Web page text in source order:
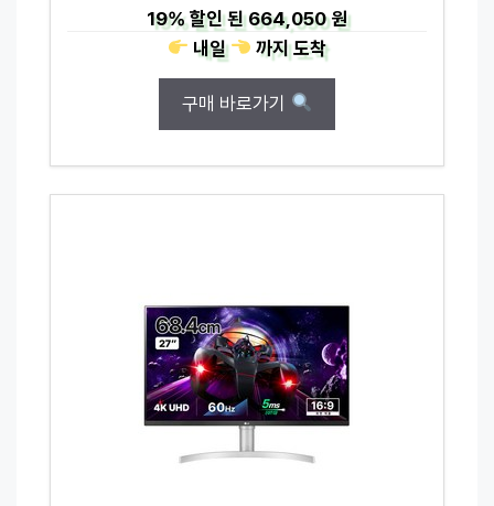
19%할인 된664,050 원
내일
까지도착
구매 바로가기